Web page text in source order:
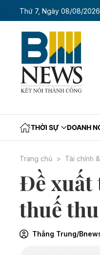
Thứ 7, Ngày 08/08/2026
THỜI SỰ DOANH
Trang chủ Tài chính
Đề xuất
thuế
Thắng Trung/